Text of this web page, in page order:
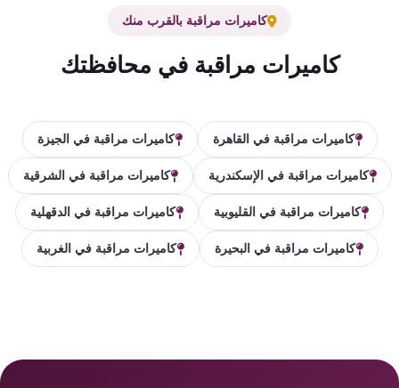
كاميرات مراقبة بالقرب منك
كاميرات مراقبة في محافظتك
كاميرات مراقبة في القاهرة كاميرات مراقبة في الجيزة
كاميرات مراقبة في الإسكندرية كاميرات مراقبة في الشرقية
كاميرات مراقبة في القليوبية كاميرات مراقبة في الدقهلية
كاميرات مراقبة في البحيرة كاميرات مراقبة في الغربية